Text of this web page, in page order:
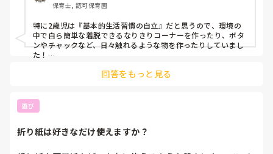
保育士, 認可保育園
特に2歳児は『基本的生活習慣の自立』だと思うので、環境の
中で自ら簡単な着脱できるなりきりコーナーを作ったり、ボタ
ンやチャックなど、日々触れるような物を作ったりしていまし
た！
発展させてみたり、電車が好きだったら線路を画用紙に描いて
回答をもっと見る
遊び
折り紙は好きなだけ使えますか？